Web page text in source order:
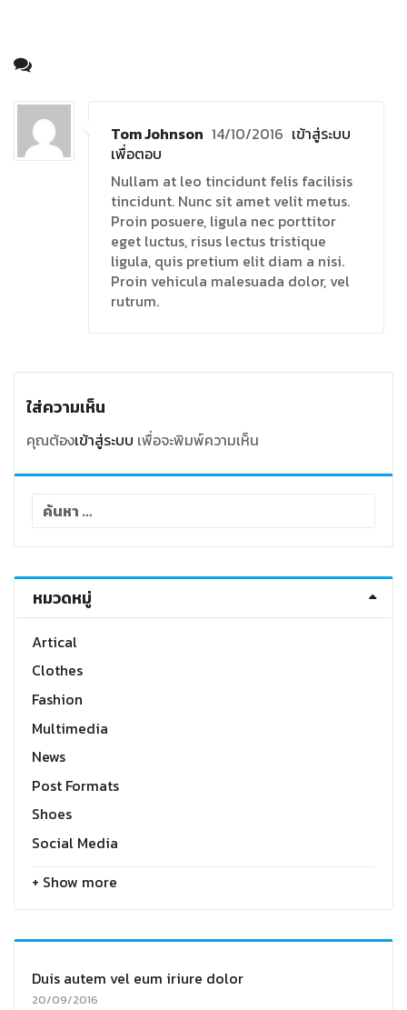
Tom Johnson 14/10/2016 เข้าสู่ระบบ
เพื่อตอบ
Nullam at leo tincidunt felis facilisis
tincidunt. Nunc sit amet velit metus.
Proin posuere, ligula nec porttitor
eget luctus, risus lectus tristique
ligula, quis pretium elit diam a nisi.
Proin vehicula malesuada dolor, vel
rutrum.
ใส่ความเห็น
คุณต้องเข้าสู่ระบบ เพื่อจะพิมพ์ความเห็น
ค้นหา
สำหรับ:
หมวดหมู่
Artical
Clothes
Fashion
Multimedia
News
Post Formats
Shoes
Social Media
+ Show more
Duis autem vel eum iriure dolor
20/09/2016